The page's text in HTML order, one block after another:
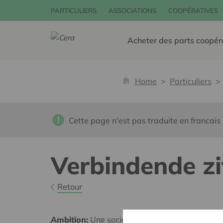
PARTICULIERS ASSOCIATIONS COOPÉRATIVES
Acheter des parts
Home Particuliers
Cette page n'est pas traduite en francais
Verbindende
Retour
Ambition: Une société solidaire et